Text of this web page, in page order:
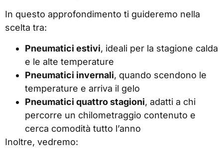
In questo approfondimento ti guideremo nella
scelta tra:
Pneumatici estivi, ideali per la stagione calda
e le alte temperature
Pneumatici invernali, quando scendono le
temperature e arriva il gelo
Pneumatici quattro stagioni, adatti a chi
percorre un chilometraggio contenuto e
cerca comodità tutto l’anno
Inoltre, vedremo: